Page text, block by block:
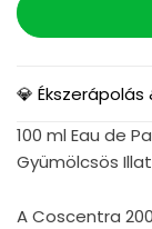
💎
100 ml Eau de
Gyümölcsös
A Coscentra